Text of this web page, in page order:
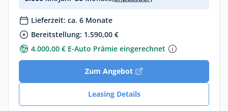
Lieferzeit: ca. 6 Monate
Bereitstellung: 1.590,00 €
4.000,00 € E-Auto Prämie eingerechnet
Zum Angebot
Leasing Details